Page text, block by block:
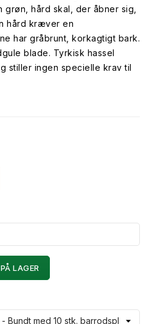
grøn, hård skal, der åbner sig,
hård kræver en
har gråbrunt, korkagtigt bark.
blade. Tyrkisk hassel
stiller ingen specielle krav til
LAGER